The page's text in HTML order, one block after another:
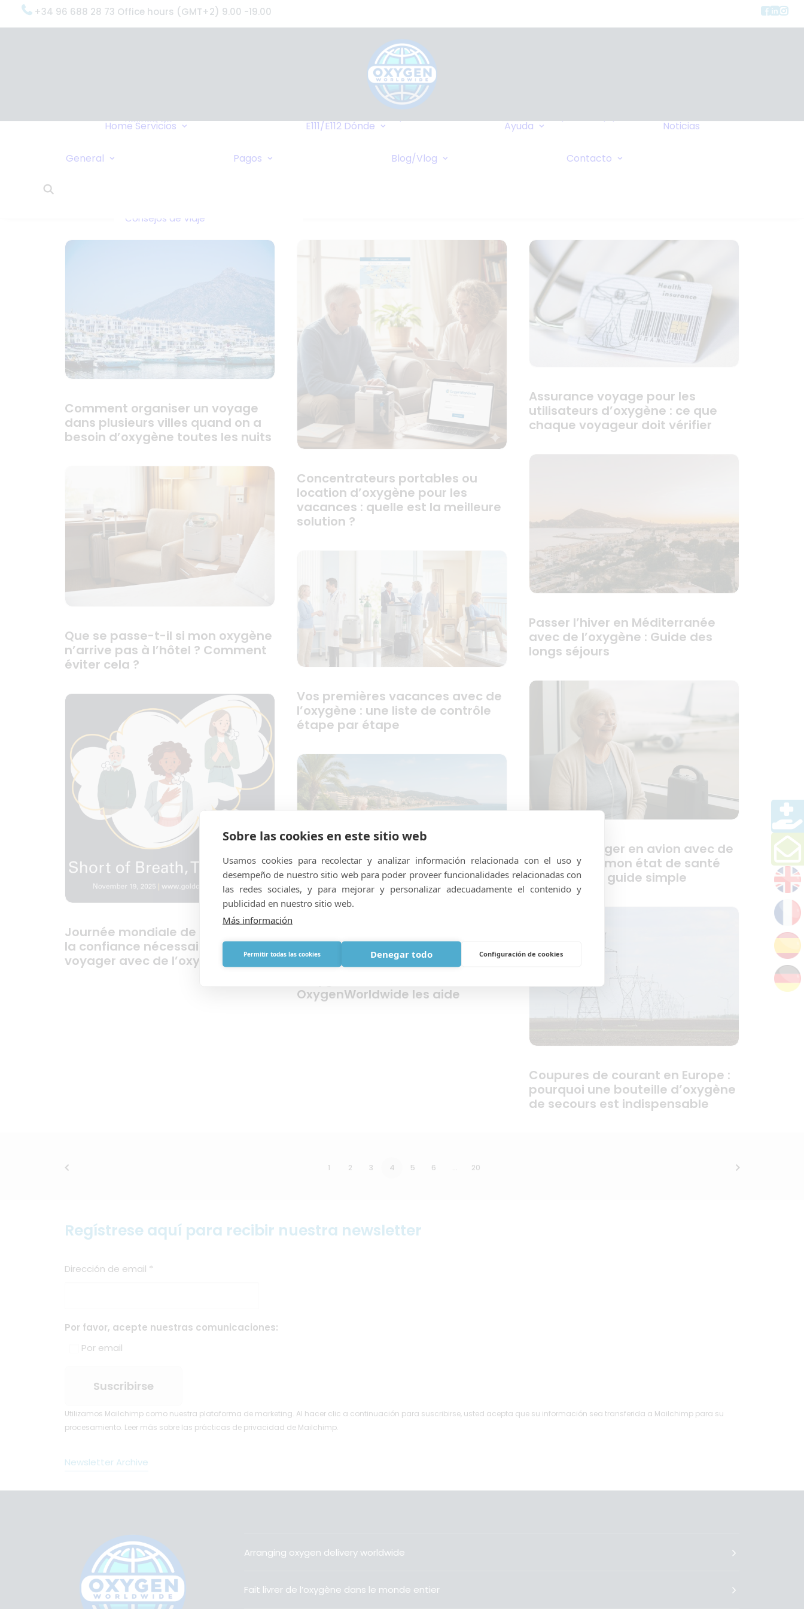
+34 96 688 28 73 Office hours (GMT+2) 9.00 -19.00
HomeServicios
Servicio & Apoyo
¿Qué Dicen Nuestros
E111/E112 Dónde
Llegamos
Frequentes
Cruceros
Ayuda
Wiki
Noticias
General
Política de
Consejos de Viaje
Pagos Blog/Vlog Contacto
Comment organiser un voyage
dans plusieurs villes quand on a
besoin d’oxygène toutes les nuits
Concentrateurs portables ou
location d’oxygène pour les
vacances : quelle est la meilleure
solution ?
Assurance voyage pour les
utilisateurs d’oxygène : ce que
chaque voyageur doit vérifier
Passer l’hiver en Méditerranée
avec de l’oxygène : Guide des
longs séjours
Que se passe-t-il si mon oxygène
n’arrive pas à l’hôtel ? Comment
éviter cela ?
Vos premières vacances avec de
l’oxygène : une liste de contrôle
étape par étape
Puis-je voyager en avion avec de
l’oxygène si mon état de santé
change ? Un guide simple
Journée mondiale de la BPCO et
la confiance nécessaire pour
voyager avec de l’oxygène
l’hypertension pulmonaire : ce
que cela signifie pour les
voyageurs qui dépendent de
OxygenWorldwide les aide
Coupures de courant en Europe :
pourquoi une bouteille d’oxygène
de secours est indispensable
1 2 3 4 5 6 … 20
Regístrese aquí para recibir nuestra newsletter
Dirección de email *
Por favor, acepte nuestras comunicaciones:
Por email
Utilizamos Mailchimp como nuestra plataforma de marketing. Al hacer clic a continuación para suscribirse, usted acepta que su información sea transferida a Mailchimp para su
procesamiento. Leer más sobre las prácticas de privacidad de Mailchimp.
Newsletter Archive
Arranging oxygen delivery worldwide
Fait livrer de l’oxygène dans le monde entier
Sobre las cookies en este sitio web
Usamos cookies para recolectar y analizar información relacionada con el uso y
desempeño de nuestro sitio web para poder proveer funcionalidades relacionadas con
las redes sociales, y para mejorar y personalizar adecuadamente el contenido y
publicidad en nuestro sitio web.
Más información
Permitir todas las cookies Denegar todo Configuración de cookies